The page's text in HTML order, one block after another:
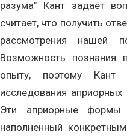
разума" Кант задаёт
считает, что получить
рассмотрения нашей
Возможность познания
опыту, поэтому Кант
исследования
Эти априорные
наполненный